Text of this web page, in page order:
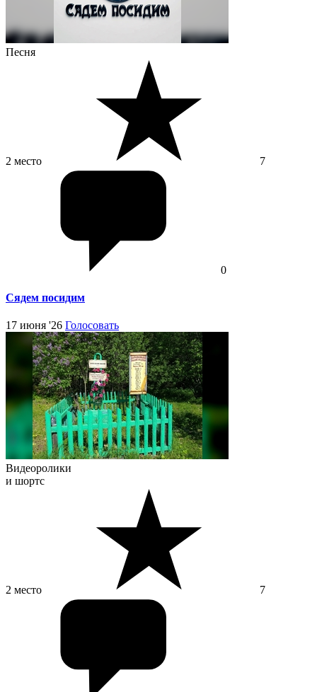
Песня
2 место 7
0
Сядем посидим
17 июня '26 Голосовать
Видеоролики
и шортс
2 место 7